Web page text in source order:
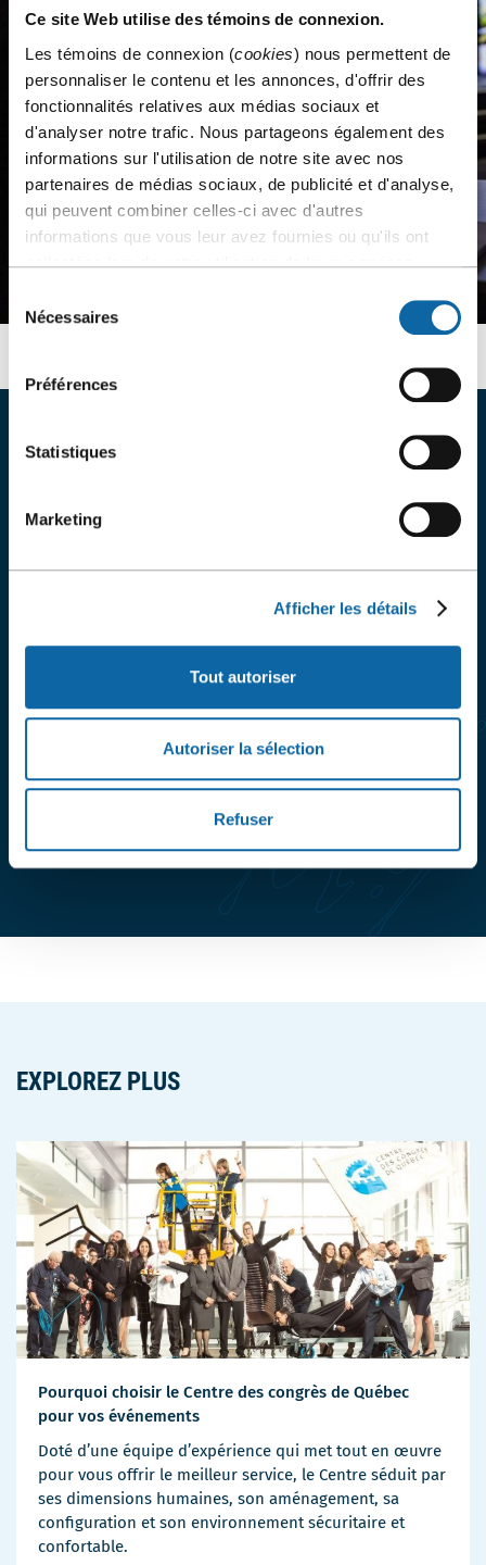
Ce site Web utilise des témoins de connexion.
Les témoins de connexion (cookies) nous permettent de
personnaliser le contenu et les annonces, d'offrir des
fonctionnalités relatives aux médias sociaux et
d'analyser notre trafic. Nous partageons également des
informations sur l'utilisation de notre site avec nos
partenaires de médias sociaux, de publicité et d'analyse,
qui peuvent combiner celles-ci avec d'autres
informations que vous leur avez fournies ou qu'ils ont
collectées lors de votre utilisation de leurs services.
du Nécessaires
Préférences
Statistiques
Marketing
Afficher les détails
Tout autoriser
Autoriser la sélection
Refuser
COMMUNIQUEZ AVEC ENCORE
disponible pour répondre à vos questions et vous
EXPLOREZ PLUS
Pourquoi choisir le Centre des congrès de Québec
pour vos événements
Doté d’une équipe d’expérience qui met tout en œuvre
pour vous offrir le meilleur service, le Centre séduit par
ses dimensions humaines, son aménagement, sa
configuration et son environnement sécuritaire et
confortable.